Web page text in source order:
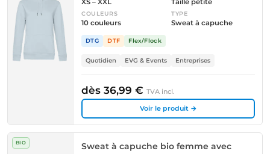
COULEURS
10 couleurs
TYPE
Sweat à capuche
DTG DTF Flex/Flock
Quotidien EVG & Events Entreprises
dès 36,99 € TVA incl.
Voir le produit →
BIO
Sweat à capuche bio femme avec